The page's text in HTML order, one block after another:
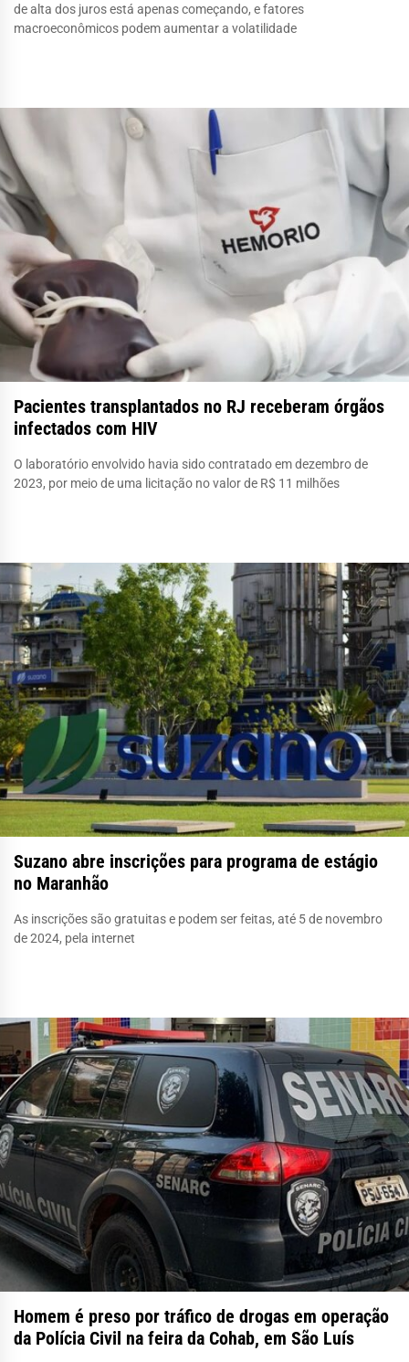
de alta dos juros está apenas começando, e fatores
macroeconômicos podem aumentar a volatilidade
Pacientes transplantados no RJ receberam órgãos
infectados com HIV
O laboratório envolvido havia sido contratado em dezembro de
2023, por meio de uma licitação no valor de R$ 11 milhões
Suzano abre inscrições para programa de estágio
no Maranhão
As inscrições são gratuitas e podem ser feitas, até 5 de novembro
de 2024, pela internet
Homem é preso por tráfico de drogas em operação
da Polícia Civil na feira da Cohab, em São Luís